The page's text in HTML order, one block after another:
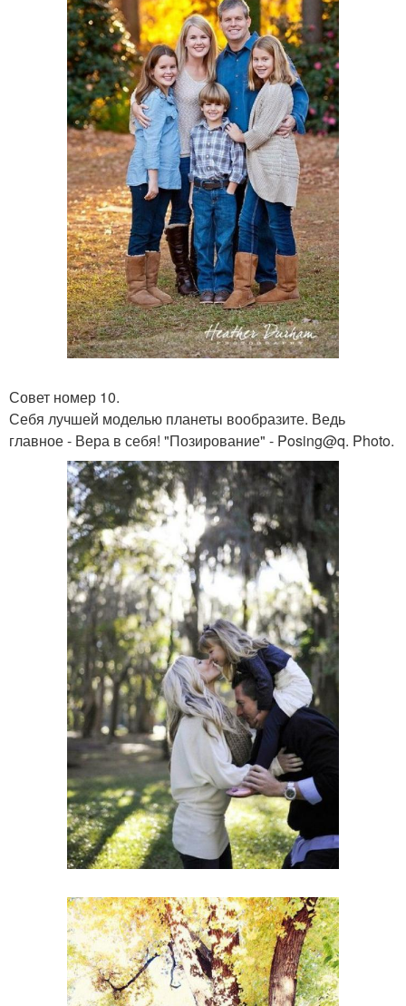
Совет номер 10.
Себя лучшей моделью планеты вообразите. Ведь
главное - Вера в себя! "Позирование" - Posing@q. Photo.